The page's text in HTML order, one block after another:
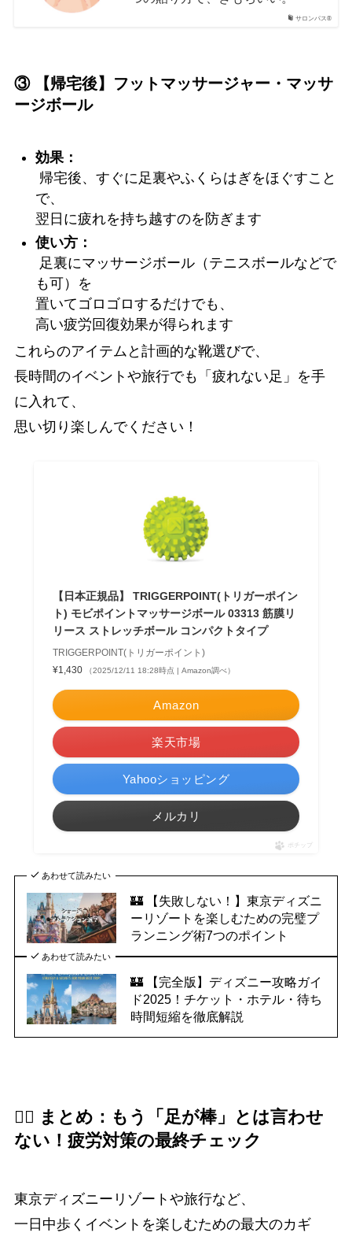
サロンパス®
③ 【帰宅後】フットマッサージャー・マッサ
ージボール
効果：
帰宅後、すぐに足裏やふくらはぎをほぐすこと
で、
翌日に疲れを持ち越すのを防ぎます
使い方：
足裏にマッサージボール（テニスボールなどで
も可）を
置いてゴロゴロするだけでも、
高い疲労回復効果が得られます
これらのアイテムと計画的な靴選びで、
長時間のイベントや旅行でも「疲れない足」を手
に入れて、
思い切り楽しんでください！
【日本正規品】 TRIGGERPOINT(トリガーポイン
ト) モビポイントマッサージボール 03313 筋膜リ
リース ストレッチボール コンパクトタイプ
TRIGGERPOINT(トリガーポイント)
¥1,430
（2025/12/11 18:28時点 | Amazon調べ）
Amazon
楽天市場
Yahooショッピング
メルカリ
ポチップ
あわせて読みたい
🏰 【失敗しない！】東京ディズニ
ーリゾートを楽しむための完璧プ
ランニング術7つのポイント
あわせて読みたい
🏰 【完全版】ディズニー攻略ガイ
ド2025！チケット・ホテル・待ち
時間短縮を徹底解説
🏃‍♀️ まとめ：もう「足が棒」とは言わせ
ない！疲労対策の最終チェック
東京ディズニーリゾートや旅行など、
一日中歩くイベントを楽しむための最大のカギ